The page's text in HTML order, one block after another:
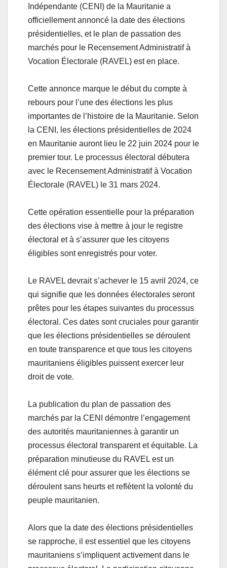
Indépendante (CENI) de la Mauritanie a
officiellement annoncé la date des élections
présidentielles, et le plan de passation des
marchés pour le Recensement Administratif à
Vocation Électorale (RAVEL) est en place.
Cette annonce marque le début du compte à
rebours pour l’une des élections les plus
importantes de l’histoire de la Mauritanie. Selon
la CENI, les élections présidentielles de 2024
en Mauritanie auront lieu le 22 juin 2024 pour le
premier tour. Le processus électoral débutera
avec le Recensement Administratif à Vocation
Électorale (RAVEL) le 31 mars 2024.
Cette opération essentielle pour la préparation
des élections vise à mettre à jour le registre
électoral et à s’assurer que les citoyens
éligibles sont enregistrés pour voter.
Le RAVEL devrait s’achever le 15 avril 2024, ce
qui signifie que les données électorales seront
prêtes pour les étapes suivantes du processus
électoral. Ces dates sont cruciales pour garantir
que les élections présidentielles se déroulent
en toute transparence et que tous les citoyens
mauritaniens éligibles puissent exercer leur
droit de vote.
La publication du plan de passation des
marchés par la CENI démontre l’engagement
des autorités mauritaniennes à garantir un
processus électoral transparent et équitable. La
préparation minutieuse du RAVEL est un
élément clé pour assurer que les élections se
déroulent sans heurts et reflètent la volonté du
peuple mauritanien.
Alors que la date des élections présidentielles
se rapproche, il est essentiel que les citoyens
mauritaniens s’impliquent activement dans le